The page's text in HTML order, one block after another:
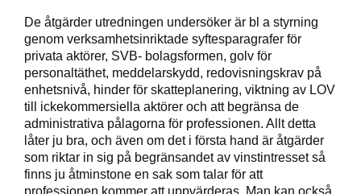
De åtgärder utredningen undersöker är bl a styrning
genom verksamhetsinriktade syftesparagrafer för
privata aktörer, SVB- bolagsformen, golv för
personaltäthet, meddelarskydd, redovisningskrav på
enhetsnivå, hinder för skatteplanering, viktning av LOV
till ickekommersiella aktörer och att begränsa de
administrativa pålagorna för professionen. Allt detta
låter ju bra, och även om det i första hand är åtgärder
som riktar in sig på begränsandet av vinstintresset så
finns ju åtminstone en sak som talar för att
professionen kommer att uppvärderas. Man kan också